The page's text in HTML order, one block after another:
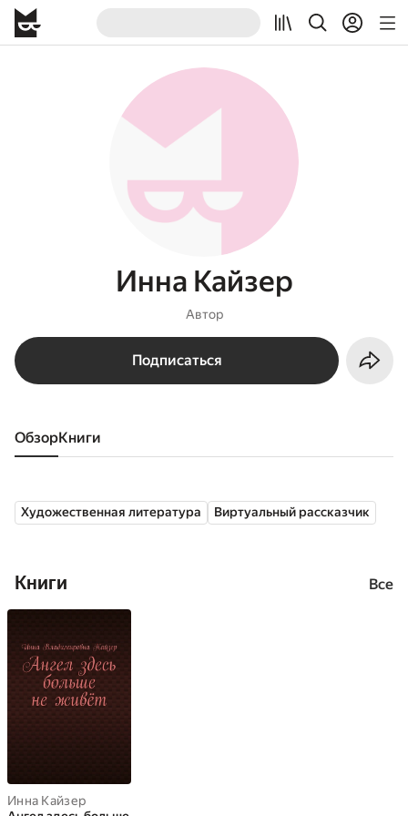
Инна Кайзер
Автор
Подписаться
Обзор книги
Художественная литература Виртуальный рассказчик
Книги Все
Инна Кайзер